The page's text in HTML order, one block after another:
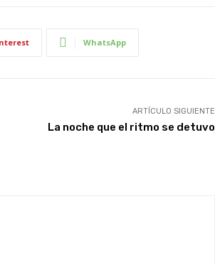
WhatsApp
ARTÍCULO SIGUIENTE
La noche que el ritmo se detuvo